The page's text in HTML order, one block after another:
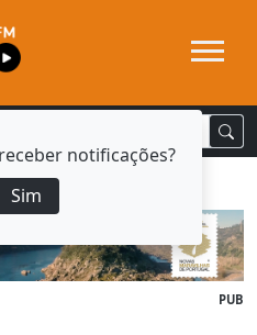
notificações?
Sim
PUB